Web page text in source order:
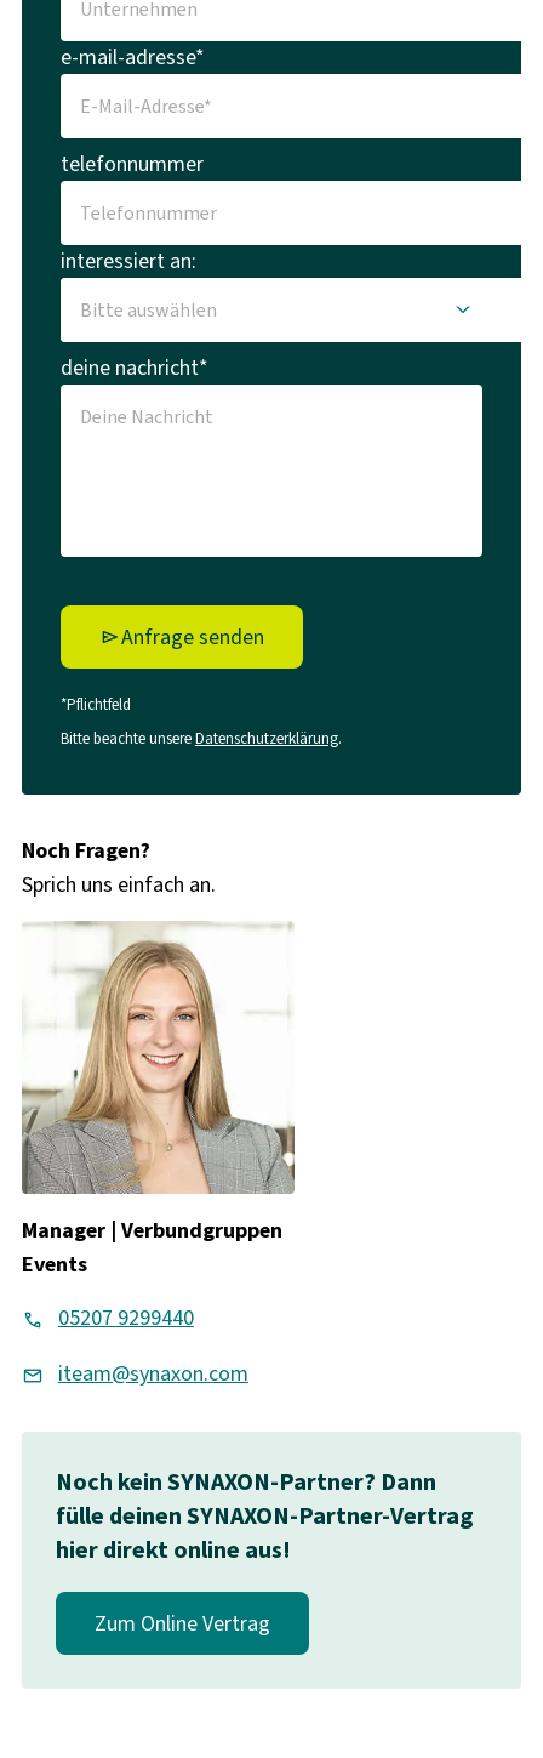
e-mail-adresse*
telefonnummer
interessiert an:
deine nachricht*
Anfrage senden
*Pflichtfeld
Bitte beachte unsereDatenschutzerklärung.
Noch Fragen?
Sprich uns einfach an.
Manager | Verbundgruppen
Events
05207 9299440
iteam@synaxon.com
Noch kein SYNAXON-Partner? Dann
fülle deinen SYNAXON-Partner-Vertrag
hier direkt online aus!
Zum Online Vertrag